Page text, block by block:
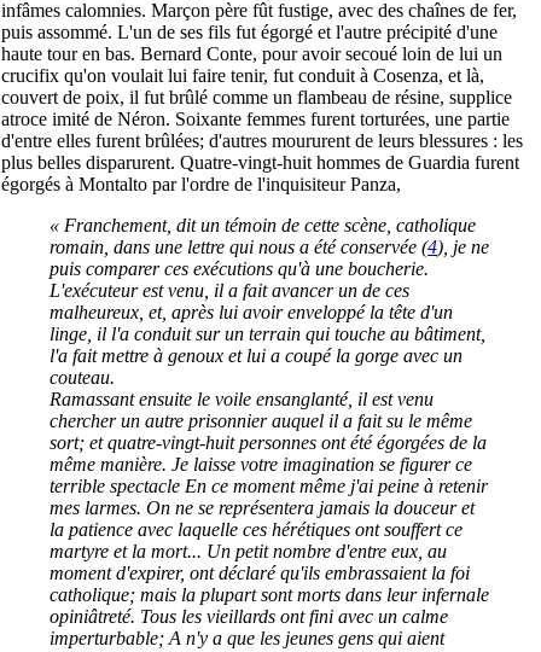
infâmes calomnies. Marçon père fût fustige, avec des chaînes de fer,
puis assommé. L'un de ses fils fut égorgé et l'autre précipité d'une
haute tour en bas. Bernard Conte, pour avoir secoué loin de lui un
crucifix qu'on voulait lui faire tenir, fut conduit à Cosenza, et là,
couvert de poix, il fut brûlé comme un flambeau de résine, supplice
atroce imité de Néron. Soixante femmes furent torturées, une partie
d'entre elles furent brûlées; d'autres moururent de leurs blessures : les
plus belles disparurent. Quatre-vingt-huit hommes de Guardia furent
égorgés à Montalto par l'ordre de l'inquisiteur Panza,
« Franchement, dit un témoin de cette scène, catholique
romain, dans une lettre qui nous a été conservée (4), je ne
puis comparer ces exécutions qu'à une boucherie.
L'exécuteur est venu, il a fait avancer un de ces
malheureux, et, après lui avoir enveloppé la tête d'un
linge, il l'a conduit sur un terrain qui touche au bâtiment,
l'a fait mettre à genoux et lui a coupé la gorge avec un
couteau.
Ramassant ensuite le voile ensanglanté, il est venu
chercher un autre prisonnier auquel il a fait su le même
sort; et quatre-vingt-huit personnes ont été égorgées de la
même manière. Je laisse votre imagination se figurer ce
terrible spectacle En ce moment même j'ai peine à retenir
mes larmes. On ne se représentera jamais la douceur et
la patience avec laquelle ces hérétiques ont souffert ce
martyre et la mort... Un petit nombre d'entre eux, au
moment d'expirer, ont déclaré qu'ils embrassaient la foi
catholique; mais la plupart sont morts dans leur infernale
opiniâtreté. Tous les vieillards ont fini avec un calme
imperturbable; A n'y a que les jeunes gens qui aient